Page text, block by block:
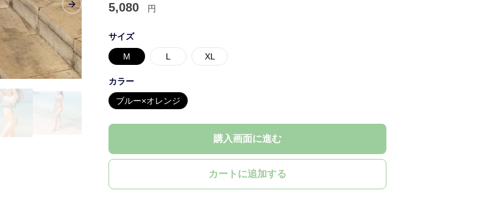
Next slide5,080 円
サイズ
M L XL
カラー
ブルー×オレンジ
購入画面に進む
カートに追加する